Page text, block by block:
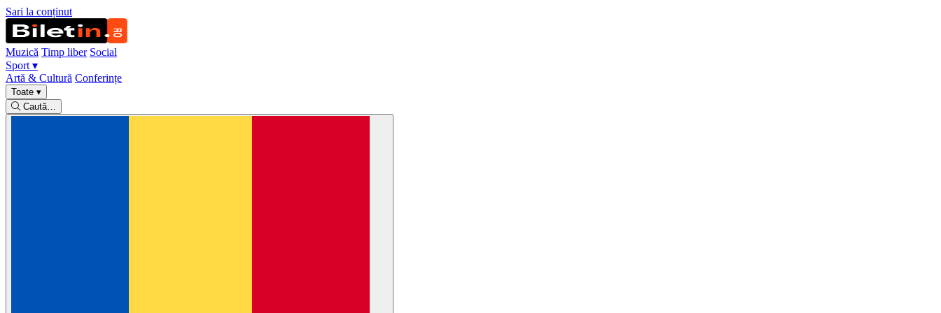
Sari la conținut
Muzică Timp liber Social
Sport ▾
Artă & Cultură Conferințe
Toate ▾
Caută…